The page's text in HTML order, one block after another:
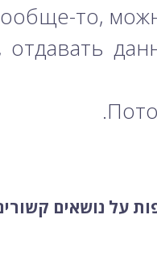
то,
על נושאים